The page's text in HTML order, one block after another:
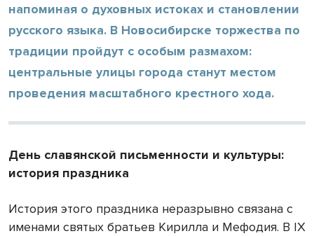
напоминая о духовных истоках и становлении
русского языка. В Новосибирске торжества по
традиции пройдут с особым размахом:
центральные улицы города станут местом
проведения масштабного крестного хода.
День славянской письменности и культуры:
история праздника
История этого праздника неразрывно связана с
именами святых братьев Кирилла и Мефодия. В IX